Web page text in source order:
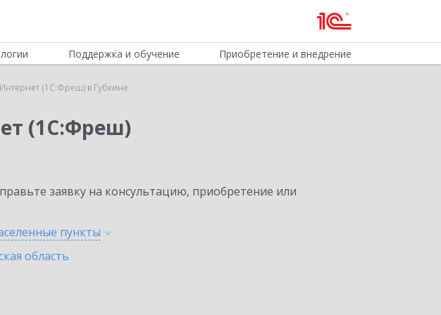
Поддержка и обучение Приобретение и внедрение
(1С:Фреш) в Губкине
(1С:Фреш)
заявку на консультацию, приобретение или
пункты
область